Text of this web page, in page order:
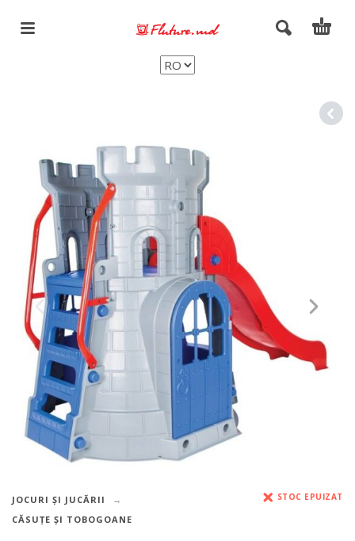
JOCURI ȘI JUCĂRII
CĂSUȚE ȘI TOBOGOANE
STOC EPUIZAT